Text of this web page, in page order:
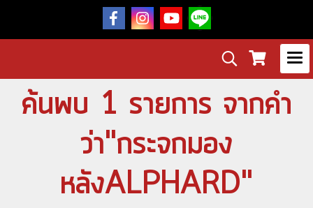
ค้นพบ 1 รายการ จากคำ
ว่า"กระจกมอง
หลังALPHARD"